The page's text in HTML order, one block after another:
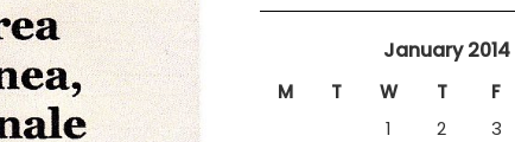
January 2014
M T W T F
1
2 3